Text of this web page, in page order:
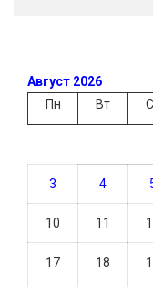
Август 2026
Пн
Вт
3 4
10 11
17 18